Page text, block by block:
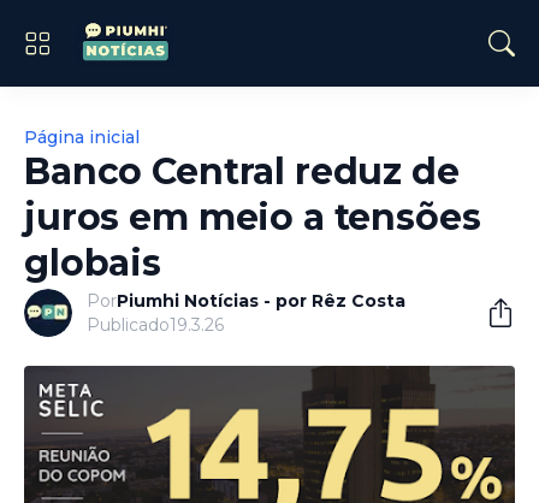
Página inicial
Banco Central reduz de
juros em meio a tensões
globais
PorPiumhi Notícias - por Rêz Costa
Publicado19.3.26